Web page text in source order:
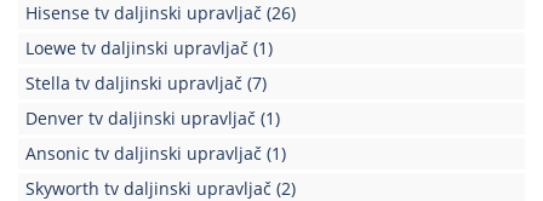
Hisense tv daljinski upravljač (26)
Loewe tv daljinski upravljač (1)
Stella tv daljinski upravljač (7)
Denver tv daljinski upravljač (1)
Ansonic tv daljinski upravljač (1)
Skyworth tv daljinski upravljač (2)